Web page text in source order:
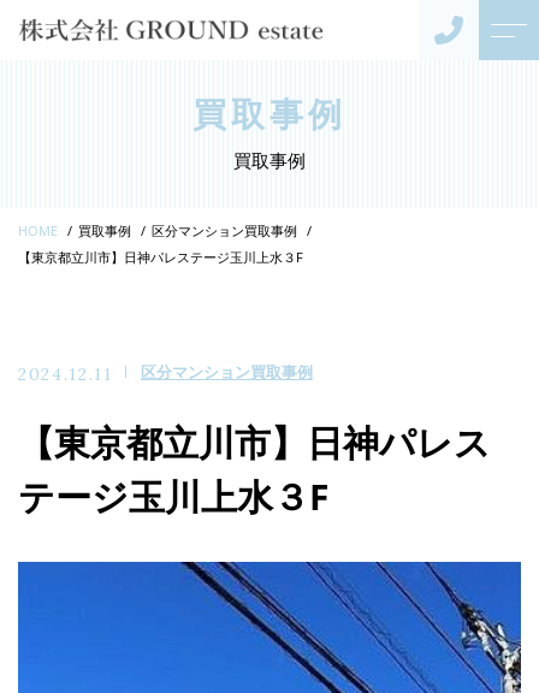
トップページ
事業内容
代表紹介
アクセス
ニュース
コンテンツ
お問い合わせ
03-5651-5860
買取事例
買取事例
HOME 買取事例
区分マンション買取事例
【東京都立川市】日神パレステージ玉川上水３F
2024.12.11 区分マンション買取事例
【東京都立川市】日神パレス
テージ玉川上水３F